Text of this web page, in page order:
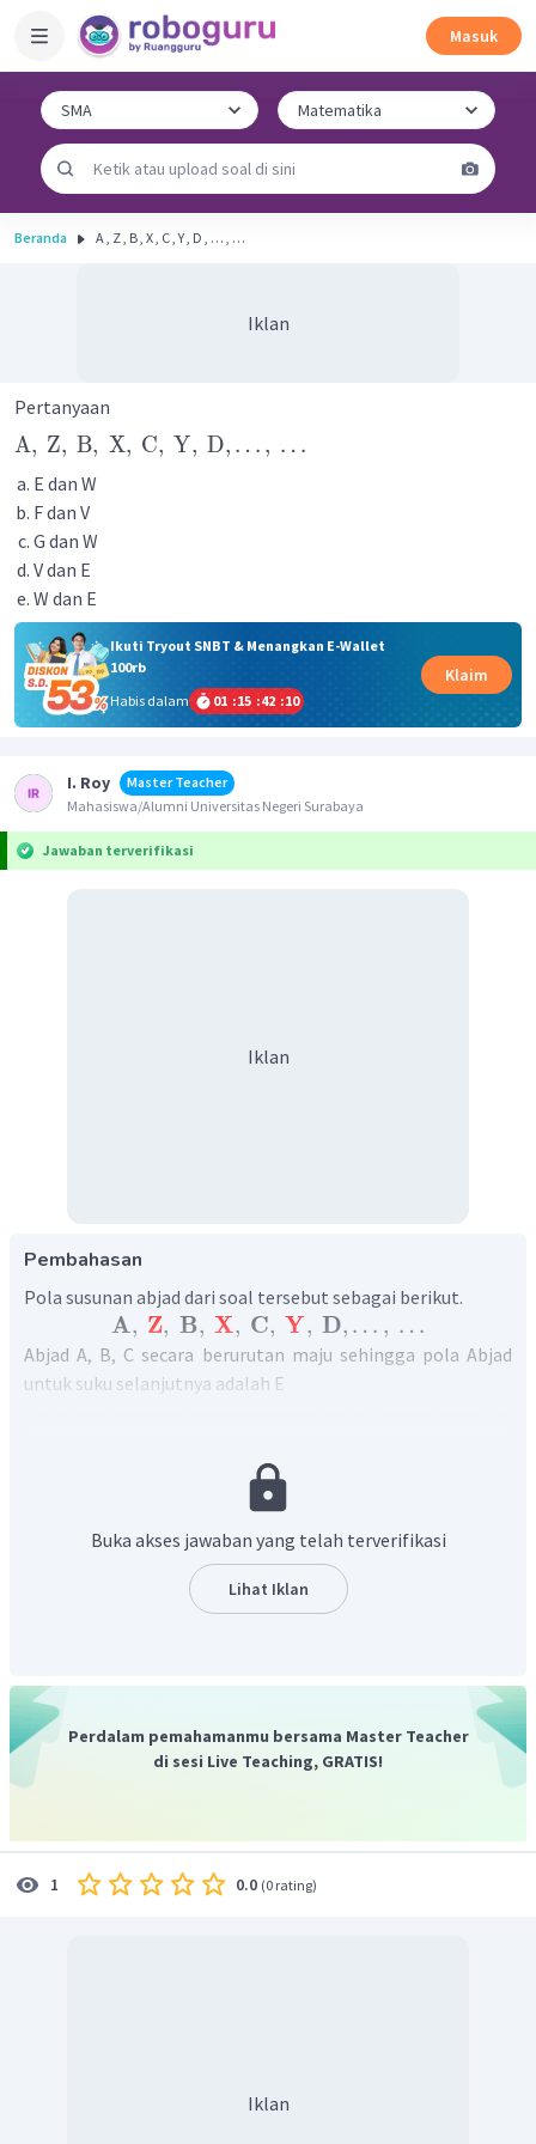
Masuk
Beranda A , Z , B , X , C , Y , D , … , …
Iklan
Pertanyaan
A, Z, B, X, C, Y, D, … , …
E dan W
F dan V
G dan W
V dan E
W dan E
Ikuti Tryout SNBT & Menangkan E-Wallet
100rb
Habis dalam
01 :15 :42 :10
Klaim
I. Roy
Master Teacher
Mahasiswa/Alumni Universitas Negeri Surabaya
Jawaban terverifikasi
Iklan
Pembahasan
Pola susunan abjad dari soal tersebut sebagai berikut.
A, Z, B, X, C, Y, D, … , …
Abjad A, B, C secara berurutan maju sehingga pola Abjad
untuk suku selanjutnya adalah E
urutannya, sehingga untuk suku selanjutnya adalah V
Dengan demikian suku selanjutnya adalah V dan E
Buka akses jawaban yang telah terverifikasi
Lihat Iklan
Perdalam pemahamanmu bersama Master Teacher
di sesi Live Teaching, GRATIS!
1 0.0 (0 rating)
Iklan